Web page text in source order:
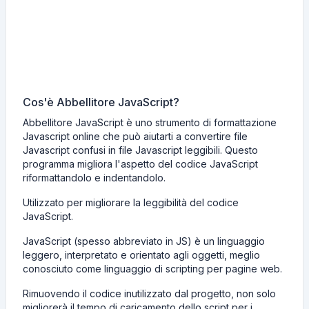
Cos'è Abbellitore JavaScript?
Abbellitore JavaScript è uno strumento di formattazione
Javascript online che può aiutarti a convertire file
Javascript confusi in file Javascript leggibili. Questo
programma migliora l'aspetto del codice JavaScript
riformattandolo e indentandolo.
Utilizzato per migliorare la leggibilità del codice
JavaScript.
JavaScript (spesso abbreviato in JS) è un linguaggio
leggero, interpretato e orientato agli oggetti, meglio
conosciuto come linguaggio di scripting per pagine web.
Rimuovendo il codice inutilizzato dal progetto, non solo